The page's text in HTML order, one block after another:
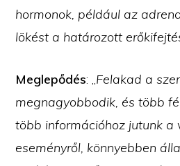
hormonok, például az
lökést a határozott
Meglepődés: „Felakad a
megnagyobbodik, és több
több információhoz jutunk a
eseményről, könnyebben